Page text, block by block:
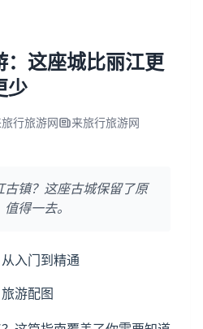
：这座城比丽江更
少
行旅游网
来旅行旅游网
古镇？这座古城保留了原
得一去。
入门到精通